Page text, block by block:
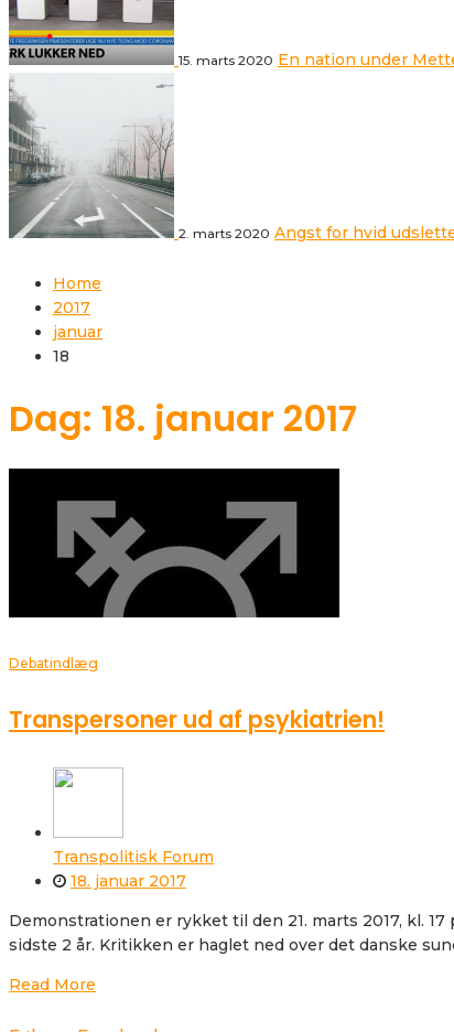
15. marts 2020 En nation under
2. marts 2020 Angst for hvid
Home
2017
januar
18
Dag: 18. januar 2017
Debatindlæg
Transpersoner ud af psykiatrien!
Transpolitisk Forum
18. januar 2017
Demonstrationen er rykket til den 21. marts 2017, kl.
sidste 2 år. Kritikken er haglet ned over det danske
Read More